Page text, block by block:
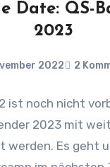
Date: QS-
2023
2022 2
ist noch nicht
2023 mit
werden. Es geht